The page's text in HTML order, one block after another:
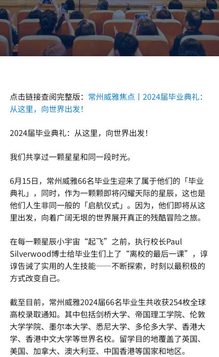
点击链接查阅完整版： 常州威雅焦点丨2024届毕业典礼：
从这里，向世界出发！
2024届毕业典礼：从这里，向世界出发！
我们共享过一颗星星和同一段时光。
6月15日，常州威雅66名毕业生迎来了属于他们的「毕业
典礼」，同时，作为一颗颗即将闪耀天际的星辰，这也是
他们人生非同一般的「启航仪式」。因为，他们即将从这
里出发，向着广阔无垠的世界展开真正的残酷冒险之旅。
在每一颗星辰小宇宙“起飞”之前，执行校长Paul
Silverwood博士给毕业生们上了“离校的最后一课”，谆
谆告诫了实用的人生技能——不断探索，时刻以最积极的
方式改变自己。
截至目前，常州威雅2024届66名毕业生共收获254枚全球
高校录取通知。其中包括剑桥大学、帝国理工学院、伦敦
大学学院、墨尔本大学、悉尼大学、多伦多大学、香港大
学、香港中文大学等世界名校。留学目的地覆盖了英国、
美国、加拿大、澳大利亚、中国香港等国家和地区。